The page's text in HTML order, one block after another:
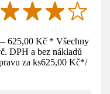
625,00 Kč * Všechny
DPH a bez nákladů
za ks625,00 Kč*/